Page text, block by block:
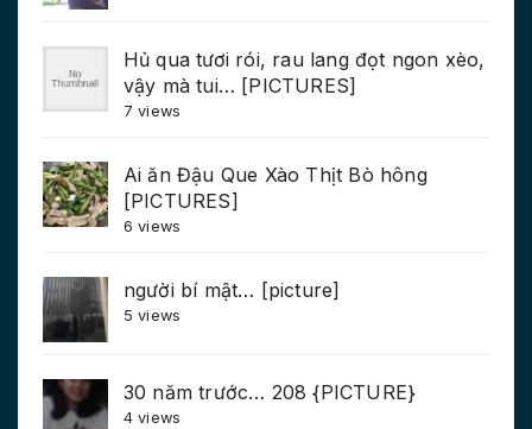
Hủ qua tươi rói, rau lang đọt ngon xèo,
vậy mà tui… [PICTURES]
7 views
Ai ăn Đậu Que Xào Thịt Bò hông
[PICTURES]
6 views
người bí mật… [picture]
5 views
30 năm trước… 208 {PICTURE}
4 views